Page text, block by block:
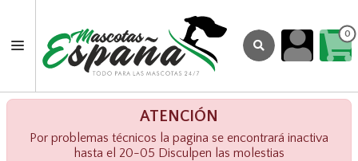
0
ATENCIÓN
Por problemas técnicos la pagina se encontrará inactiva
hasta el 20-05 Disculpen las molestias